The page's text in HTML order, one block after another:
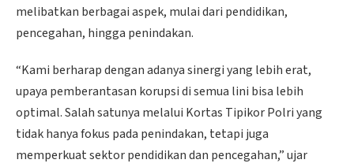
melibatkan berbagai aspek, mulai dari pendidikan,
pencegahan, hingga penindakan.
“Kami berharap dengan adanya sinergi yang lebih erat,
upaya pemberantasan korupsi di semua lini bisa lebih
optimal. Salah satunya melalui Kortas Tipikor Polri yang
tidak hanya fokus pada penindakan, tetapi juga
memperkuat sektor pendidikan dan pencegahan,” ujar